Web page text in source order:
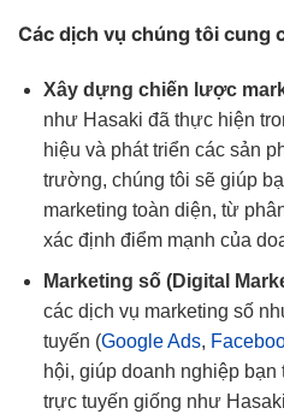
Các dịch vụ chúng tôi cung
Xây dựng chiến lược
như Hasaki đã thực hiện
hiệu và phát triển các sản
trường, chúng tôi sẽ giúp
marketing toàn diện, từ
xác định điểm mạnh của
Marketing số (Digital
các dịch vụ marketing số
tuyến (Google Ads,
hội, giúp doanh nghiệp
trực tuyến giống như